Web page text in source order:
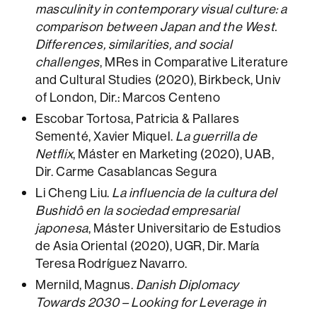
masculinity in contemporary visual culture: a
comparison between Japan and the West.
Differences, similarities, and social
challenges, MRes in Comparative Literature
and Cultural Studies (2020), Birkbeck, Univ
of London, Dir.: Marcos Centeno
Escobar Tortosa, Patricia & Pallares
Sementé, Xavier Miquel. La guerrilla de
Netflix, Máster en Marketing (2020), UAB,
Dir. Carme Casablancas Segura
Li Cheng Liu. La influencia de la cultura del
Bushidô en la sociedad empresarial
japonesa, Máster Universitario de Estudios
de Asia Oriental (2020), UGR, Dir. María
Teresa Rodríguez Navarro.
Mernild, Magnus. Danish Diplomacy
Towards 2030 – Looking for Leverage in